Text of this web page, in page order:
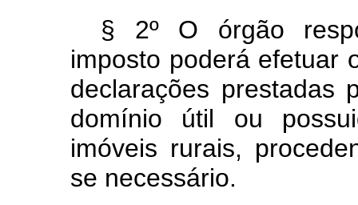
§ 2º O órgão
imposto poderá efetuar
declarações prestadas
domínio útil ou
imóveis rurais,
se necessário.